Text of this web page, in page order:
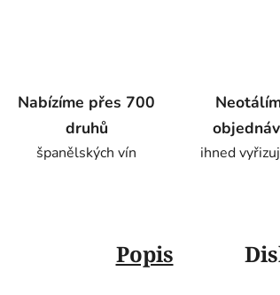
Nabízíme přes 700
druhů
španělských vín ihned
Popis